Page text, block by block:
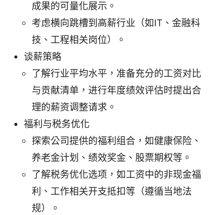
成果的可量化展示。
考虑横向跳槽到高薪行业（如IT、金融科
技、工程相关岗位）。
谈薪策略
了解行业平均水平，准备充分的工资对比
与贡献清单，进行年度绩效评估时提出合
理的薪资调整请求。
福利与税务优化
探索公司提供的福利组合，如健康保险、
养老金计划、绩效奖金、股票期权等。
了解税务优化选项，如工资中的非现金福
利、工作相关开支抵扣等（遵循当地法
规）。